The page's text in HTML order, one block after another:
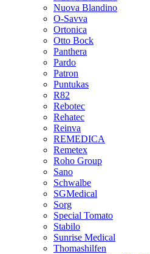
Nuova Blandino
O-Savva
Ortonica
Otto Bock
Panthera
Pardo
Patron
Puntukas
R82
Rebotec
Rehatec
Reinva
REMEDICA
Remetex
Roho Group
Sano
Schwalbe
SGMedical
Sorg
Special Tomato
Stabilo
Sunrise Medical
Thomashilfen